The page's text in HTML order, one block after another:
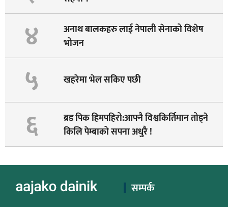
४
अनाथ बालकहरु लाई नेपाली सेनाको विशेष
भोजन
५ खहरेमा भेल सकिए पछी
६
ब्रड पिक हिमपहिरो:आफ्नै विश्वकिर्तिमान तोड्ने
किलि पेम्बाको सपना अधुरै !
सम्पर्क